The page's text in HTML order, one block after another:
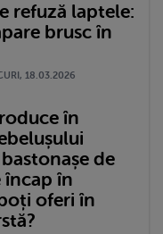
refuză laptele:
brusc în
18.03.2026
în
de
încap în
oferi în